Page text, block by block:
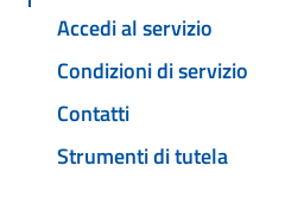
Accedi al servizio
Condizioni di servizio
Contatti
Strumenti di tutela